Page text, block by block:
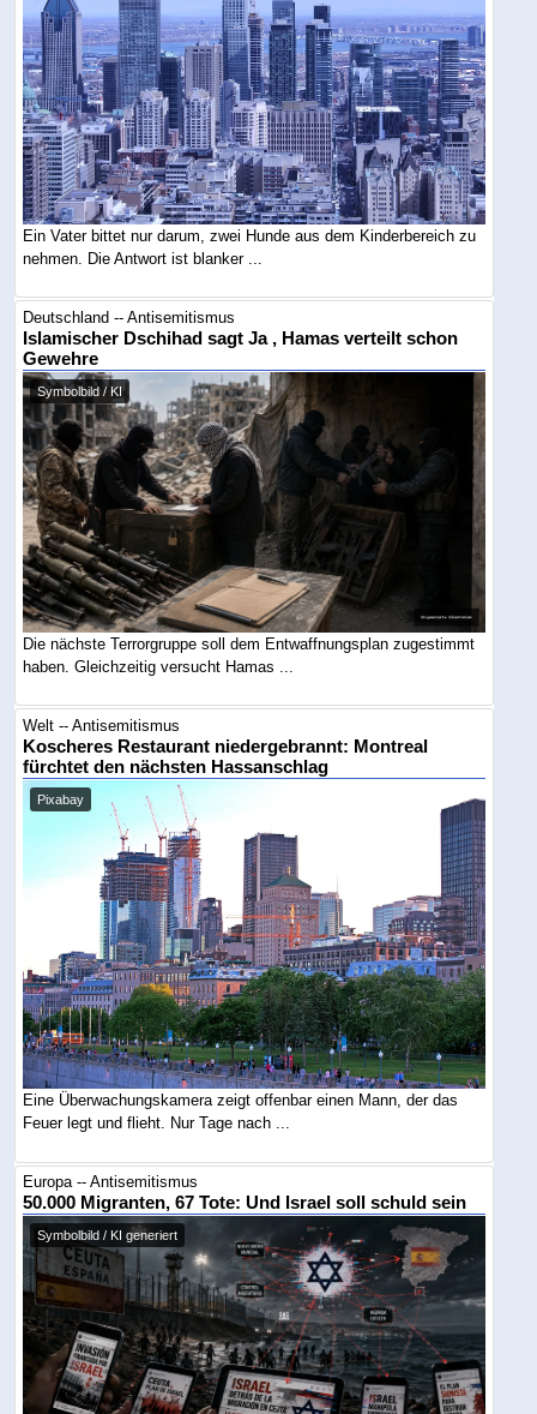
Ein Vater bittet nur darum, zwei Hunde aus dem Kinderbereich zu
nehmen. Die Antwort ist blanker ...
Deutschland -- Antisemitismus
Islamischer Dschihad sagt Ja , Hamas verteilt schon
Gewehre
Symbolbild / KI
Die nächste Terrorgruppe soll dem Entwaffnungsplan zugestimmt
haben. Gleichzeitig versucht Hamas ...
Welt -- Antisemitismus
Koscheres Restaurant niedergebrannt: Montreal
fürchtet den nächsten Hassanschlag
Pixabay
Eine Überwachungskamera zeigt offenbar einen Mann, der das
Feuer legt und flieht. Nur Tage nach ...
Europa -- Antisemitismus
50.000 Migranten, 67 Tote: Und Israel soll schuld sein
Symbolbild / KI generiert